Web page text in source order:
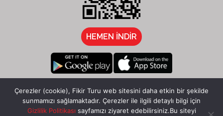
HEMEN İNDİR
Çerezler (cookie), Fikir Turu web sitesini daha etkin bir şekilde
sunmamızı sağlamaktadır. Çerezler ile ilgili detaylı bilgi için
Gizlilik Politikası sayfamızı ziyaret edebilirsiniz.Bu siteyi